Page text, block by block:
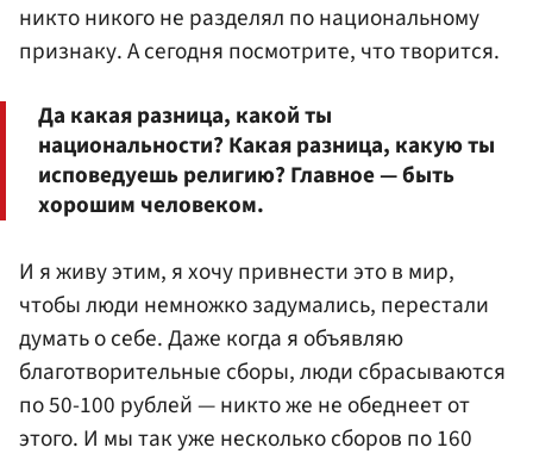
никто никого не разделял по национальному
признаку. А сегодня посмотрите, что творится.
Да какая разница, какой ты
национальности? Какая разница, какую ты
исповедуешь религию? Главное — быть
хорошим человеком.
И я живу этим, я хочу привнести это в мир,
чтобы люди немножко задумались, перестали
думать о себе. Даже когда я объявляю
благотворительные сборы, люди сбрасываются
по 50-100 рублей — никто же не обеднеет от
этого. И мы так уже несколько сборов по 160